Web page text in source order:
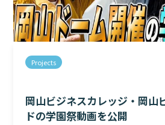
Projects
岡山ビジネスカレッジ・岡山
ドの学園祭動画を公開